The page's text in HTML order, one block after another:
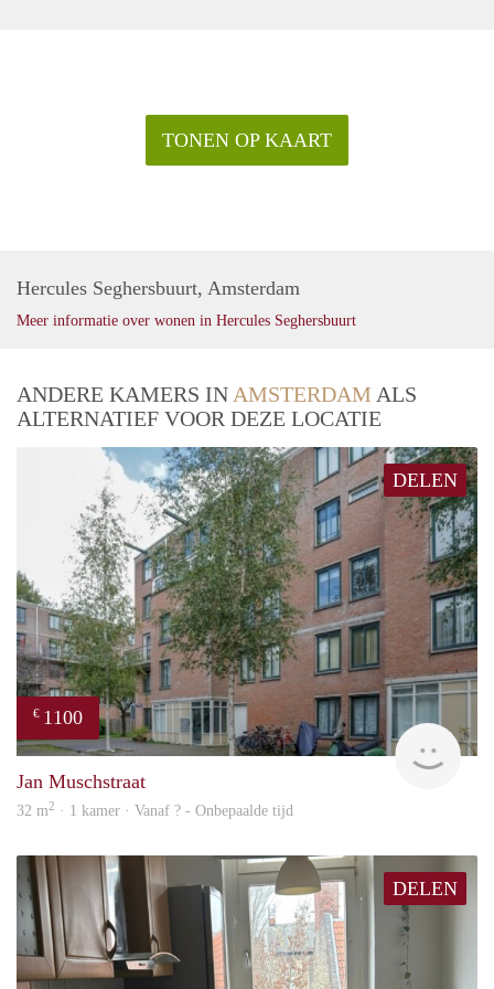
TONEN OP KAART
Hercules Seghersbuurt, Amsterdam
Meer informatie over wonen in Hercules Seghersbuurt
ANDERE KAMERS IN AMSTERDAM ALS
ALTERNATIEF VOOR DEZE LOCATIE
DELEN
€ 1100
Jan Muschstraat
32 m2 · 1 kamer · Vanaf ? - Onbepaalde tijd
DELEN